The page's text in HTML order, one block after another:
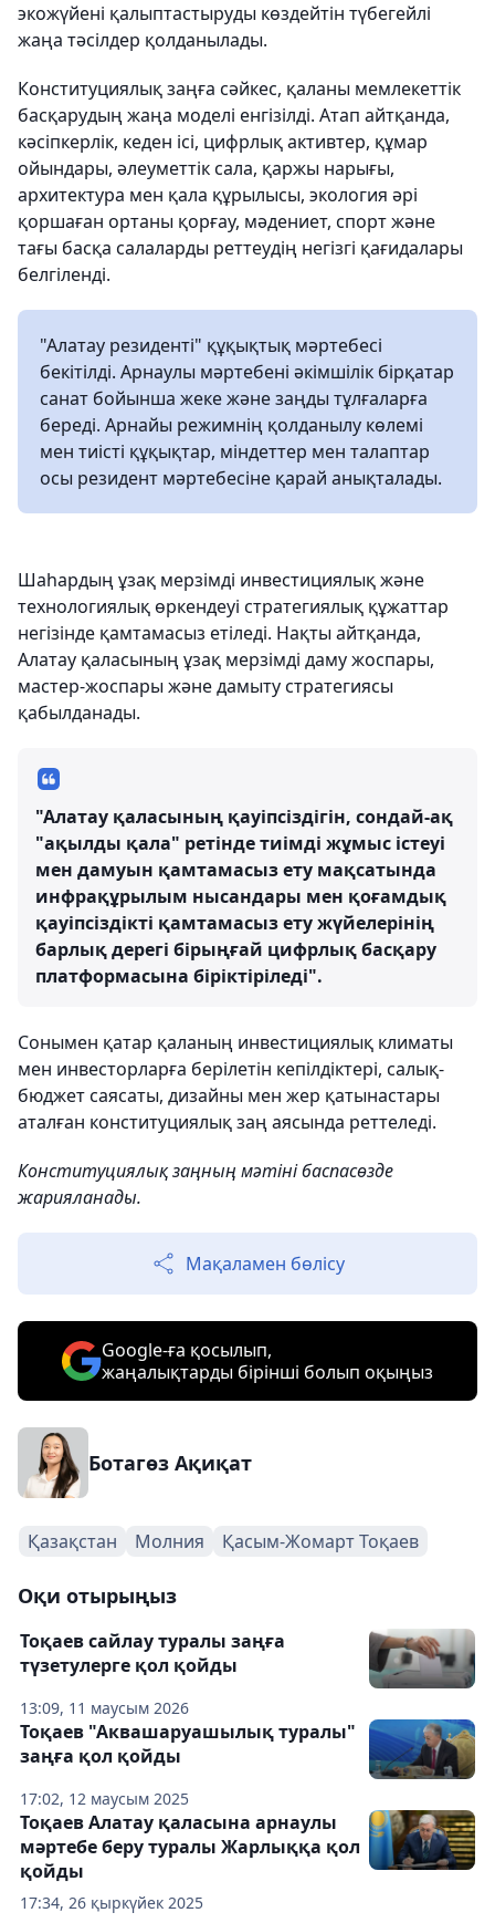
экожүйені қалыптастыруды көздейтін түбегейлі
жаңа тәсілдер қолданылады.
Конституциялық заңға сәйкес, қаланы мемлекеттік
басқарудың жаңа моделі енгізілді. Атап айтқанда,
кәсіпкерлік, кеден ісі, цифрлық активтер, құмар
ойындары, әлеуметтік сала, қаржы нарығы,
архитектура мен қала құрылысы, экология әрі
қоршаған ортаны қорғау, мәдениет, спорт және
тағы басқа салаларды реттеудің негізгі қағидалары
белгіленді.
"Алатау резиденті" құқықтық мәртебесі
бекітілді. Арнаулы мәртебені әкімшілік бірқатар
санат бойынша жеке және заңды тұлғаларға
береді. Арнайы режимнің қолданылу көлемі
мен тиісті құқықтар, міндеттер мен талаптар
осы резидент мәртебесіне қарай анықталады.
Шаһардың ұзақ мерзімді инвестициялық және
технологиялық өркендеуі стратегиялық құжаттар
негізінде қамтамасыз етіледі. Нақты айтқанда,
Алатау қаласының ұзақ мерзімді даму жоспары,
мастер-жоспары және дамыту стратегиясы
қабылданады.
"Алатау қаласының қауіпсіздігін, сондай-ақ
"ақылды қала" ретінде тиімді жұмыс істеуі
мен дамуын қамтамасыз ету мақсатында
инфрақұрылым нысандары мен қоғамдық
қауіпсіздікті қамтамасыз ету жүйелерінің
барлық дерегі бірыңғай цифрлық басқару
платформасына біріктіріледі".
Сонымен қатар қаланың инвестициялық климаты
мен инвесторларға берілетін кепілдіктері, салық-
бюджет саясаты, дизайны мен жер қатынастары
аталған конституциялық заң аясында реттеледі.
Конституциялық заңның мәтіні баспасөзде
жарияланады.
Мақаламен бөлісу
Google-ға қосылып,
жаңалықтарды бірінші болып оқыңыз
Ботагөз Ақиқат
Қазақстан Молния Қасым-Жомарт Тоқаев
Оқи отырыңыз
13:09, 11 маусым 2026
Тоқаев сайлау туралы заңға
түзетулерге қол қойды
17:02, 12 маусым 2025
Тоқаев "Аквашаруашылық туралы"
заңға қол қойды
17:34, 26 қыркүйек 2025
Тоқаев Алатау қаласына арнаулы
мәртебе беру туралы Жарлыққа қол
қойды